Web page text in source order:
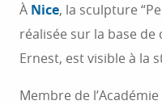
À Nice, la sculpture
réalisée sur la base
Ernest, est visible à la
Membre de